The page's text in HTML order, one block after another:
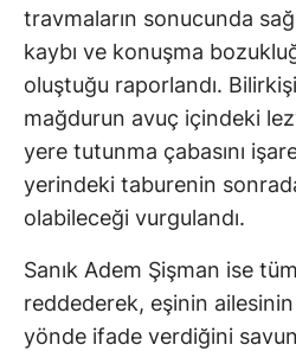
travmaların sonucunda
kaybı ve konuşma
oluştuğu raporlandı.
mağdurun avuç içindeki
yere tutunma çabasını
yerindeki taburenin
olabileceği vurgulandı.
Sanık Adem Şişman ise
reddederek, eşinin ailesinin
yönde ifade verdiğini